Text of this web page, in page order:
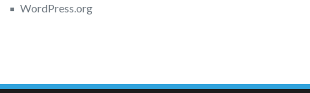
WordPress.org